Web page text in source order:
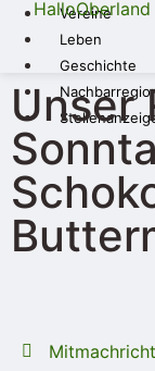
Vereine
Leben
Geschichte
Unser